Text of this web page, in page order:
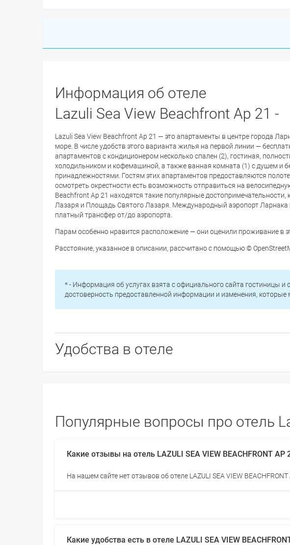
Информация об отеле
Lazuli Sea View Beachfront Ap 21 -
Lazuli Sea View Beachfront Ap 21 — это апартаменты в центре города
море. В числе удобств этого варианта жилья на первой линии —
апартаментов с кондиционером несколько спален (2), гостиная,
холодильником и кофемашиной, а также ванная комната (1) с душем и
принадлежностями. Гостям этих апартаментов предоставляются
осмотреть окрестности есть возможность отправиться на
Beachfront Ap 21 находятся такие популярные
Лазаря и Площадь Святого Лазаря. Международный аэропорт Ларнака
платный трансфер от/до аэропорта.
Парам особенно нравится расположение — они оценили проживание в
Расстояние, указанное в описании, рассчитано с помощью ©
* - Информация об услугах взята с официального сайта гостиницы
достоверность предоставленной информации и изменения, которые
Удобства в отеле
Популярные вопросы про отель
Какие отзывы на отель LAZULI SEA VIEW BEACHFRONT AP
На нашем сайте нет отзывов об отеле LAZULI SEA VIEW BEACHFRONT
Какие удобства есть в отеле LAZULI SEA VIEW